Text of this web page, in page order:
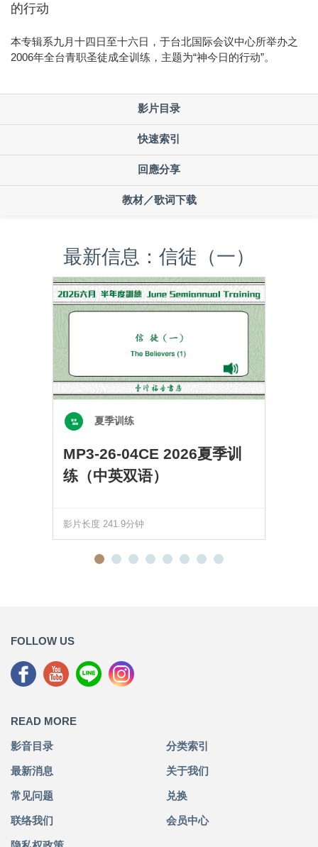
的行动
本专辑系九月十四日至十六日，于台北国际会议中心所举办之
2006年全台青职圣徒成全训练，主题为“神今日的行动”。
影片目录
快速索引
回應分享
教材／歌词下载
最新信息：信徒（一）
夏季训练
MP3-26-04CE 2026夏季训
练（中英双语）
影片长度 241.9分钟
FOLLOW US
READ MORE
影音目录 分类索引
最新消息 关于我们
常见问题 兑换
联络我们 会员中心